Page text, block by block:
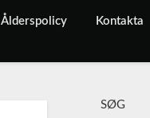
Ålderspolicy Kontakta
SØG